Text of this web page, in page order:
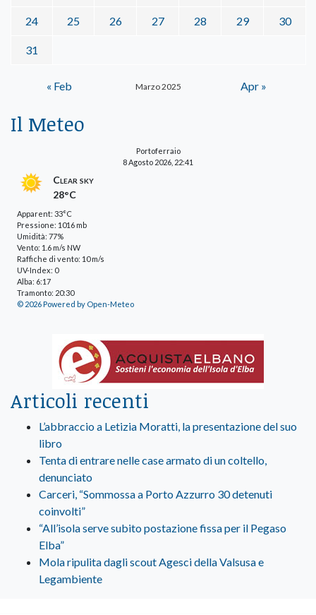
Marzo 2025
24 25 26 27 28 29 30
31
« Feb Apr »
Il Meteo
Portoferraio
8 Agosto 2026, 22:41
Clear sky
28°C
Apparent: 33°C
Pressione: 1016 mb
Umidità: 77%
Vento: 1.6 m/s NW
Raffiche di vento: 10 m/s
UV-Index: 0
Alba: 6:17
Tramonto: 20:30
© 2026 Powered by Open-Meteo
Articoli recenti
L’abbraccio a Letizia Moratti, la presentazione del suo
libro
Tenta di entrare nelle case armato di un coltello,
denunciato
Carceri, “Sommossa a Porto Azzurro 30 detenuti
coinvolti”
“All’isola serve subito postazione fissa per il Pegaso
Elba”
Mola ripulita dagli scout Agesci della Valsusa e
Legambiente